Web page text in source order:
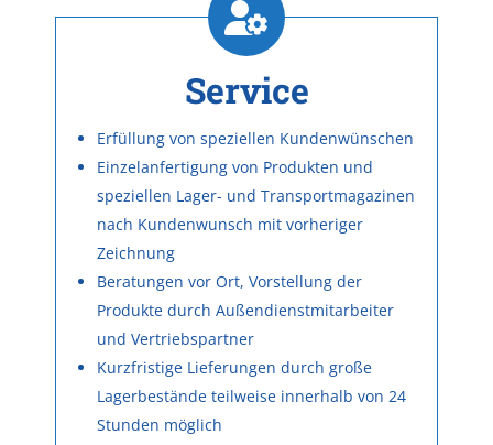
Service
Erfüllung von speziellen Kundenwünschen
Einzelanfertigung von Produkten und
speziellen Lager- und Transportmagazinen
nach Kundenwunsch mit vorheriger
Zeichnung
Beratungen vor Ort, Vorstellung der
Produkte durch Außendienstmitarbeiter
und Vertriebspartner
Kurzfristige Lieferungen durch große
Lagerbestände teilweise innerhalb von 24
Stunden möglich